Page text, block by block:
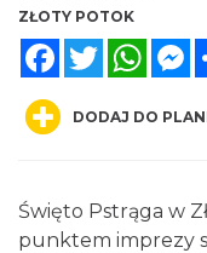
Dożynki
2026
Żarki
ZŁOTY POTOK
FacebookTwitter
DODAJ DO
Święto Pstrąga w
punktem imprezy